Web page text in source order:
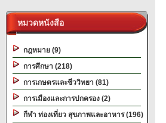
หมวดหนังสือ
กฎหมาย (9)
การศึกษา (218)
การเกษตรและชีววิทยา (81)
การเมืองและการปกครอง (2)
กีฬา ท่องเที่ยว สุขภาพและอาหาร (196)